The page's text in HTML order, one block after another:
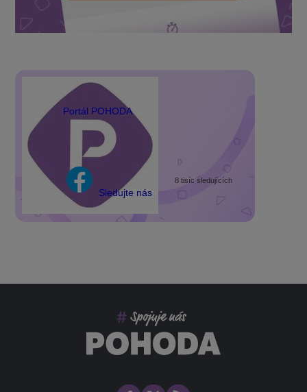
Portál POHODA
Sledujte nás
8 tisíc sledujících